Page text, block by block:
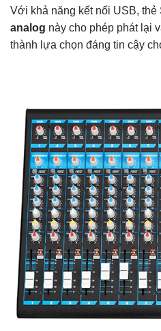
Với khả năng kết nối USB, thẻ
analog này cho phép phát lại
thành lựa chọn đáng tin cậy